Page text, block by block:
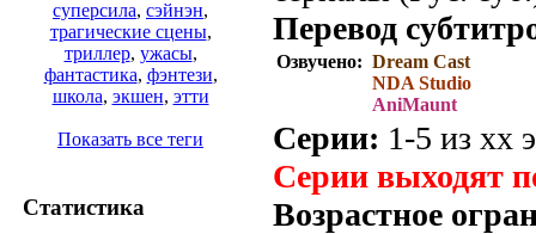
суперсила, сэйнэн,
трагические сцены,
триллер, ужасы,
фантастика, фэнтези,
школа, экшен, этти
Показать все теги
Статистика
Перевод
Озвучено: Dream Cast
NDA Studio
AniMaunt
Серии: 1-5 из хх
Серии выходят
Возрастное